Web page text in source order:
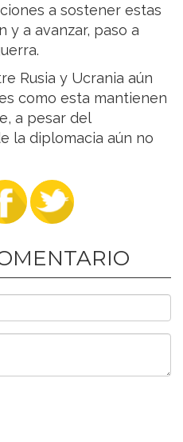
a sostener estas
y a avanzar, paso a
Rusia y Ucrania aún
como esta mantienen
a pesar del
la diplomacia aún no